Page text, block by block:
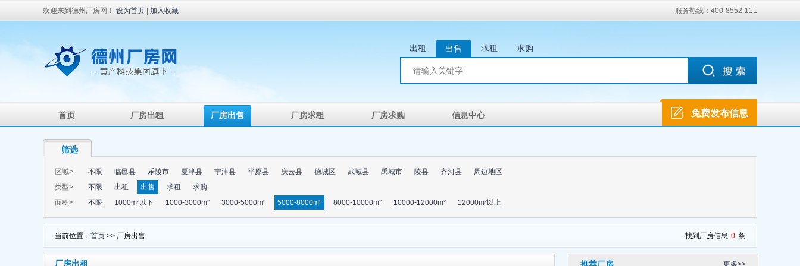
欢迎来到德州厂房网！ 设为首页 加入收藏 服务热线：400-8552-111
出租 出售 求租 求购
首页 厂房出租 厂房出售 厂房求租 厂房求购 信息中心 免费发布信息
筛选
区域> 不限 临邑县 乐陵市 夏津县 宁津县 平原县 庆云县 德城区 武城县 禹城市 陵县 齐河县
周边地区
类型>
不限 出租 出售 求租
求购
面积>
不限 1000m²以下 1000-3000m² 3000-5000m² 5000-8000m² 8000-10000m² 10000-12000m² 12000m²以上
当前位置： 首页 >> 厂房出售 找到厂房信息 0 条
厂房出租 更多>>